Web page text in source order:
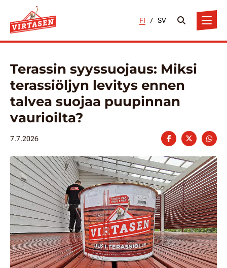
FI / SV
Terassin syyssuojaus: Miksi
terassiöljyn levitys ennen
talvea suojaa puupinnan
vaurioilta?
7.7.2026